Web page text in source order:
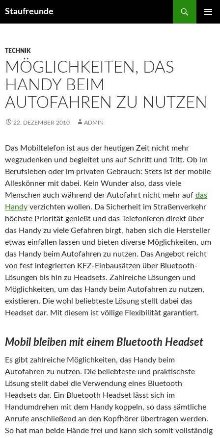
Staufreunde
TECHNIK
MÖGLICHKEITEN, DAS
HANDY BEIM
AUTOFAHREN ZU NUTZEN
22. DEZEMBER 2010 ADMIN
Das Mobiltelefon ist aus der heutigen Zeit nicht mehr
wegzudenken und begleitet uns auf Schritt und Tritt. Ob im
Berufsleben oder im privaten Gebrauch: Stets ist der mobile
Alleskönner mit dabei. Kein Wunder also, dass viele
Menschen auch während der Autofahrt nicht mehr auf das
Handy verzichten wollen. Da Sicherheit im Straßenverkehr
höchste Priorität genießt und das Telefonieren direkt über
das Handy zu viele Gefahren birgt, haben sich die Hersteller
etwas einfallen lassen und bieten diverse Möglichkeiten, um
das Handy beim Autofahren zu nutzen. Das Angebot reicht
von fest integrierten KFZ-Einbausätzen über Bluetooth-
Lösungen bis hin zu Headsets. Zahlreiche Lösungen und
Möglichkeiten, um das Handy beim Autofahren zu nutzen,
existieren. Die wohl beliebteste Lösung stellt dabei das
Headset dar. Mit diesem ist völlige Flexibilität garantiert.
Mobil bleiben mit einem Bluetooth Headset
Es gibt zahlreiche Möglichkeiten, das Handy beim
Autofahren zu nutzen. Die beliebteste und praktischste
Lösung stellt dabei die Verwendung eines Bluetooth
Headsets dar. Ein Bluetooth Headset lässt sich im
Handumdrehen mit dem Handy koppeln, so dass sämtliche
Anrufe anschließend an den Kopfhörer übertragen werden.
So hat man beide Hände frei und kann sich somit vollständig